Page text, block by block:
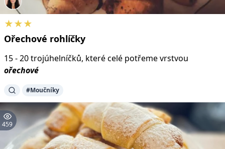
★★★
Ořechové rohlíčky
15 - 20 trojúhelníčků, které celé potřeme vrstvou
ořechové
#Moučníky
459